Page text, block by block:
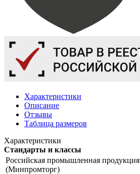
Характеристики
Описание
Отзывы
Таблица размеров
Характеристики
Стандарты и классы
Российская промышленная продукция
(Минпромторг)